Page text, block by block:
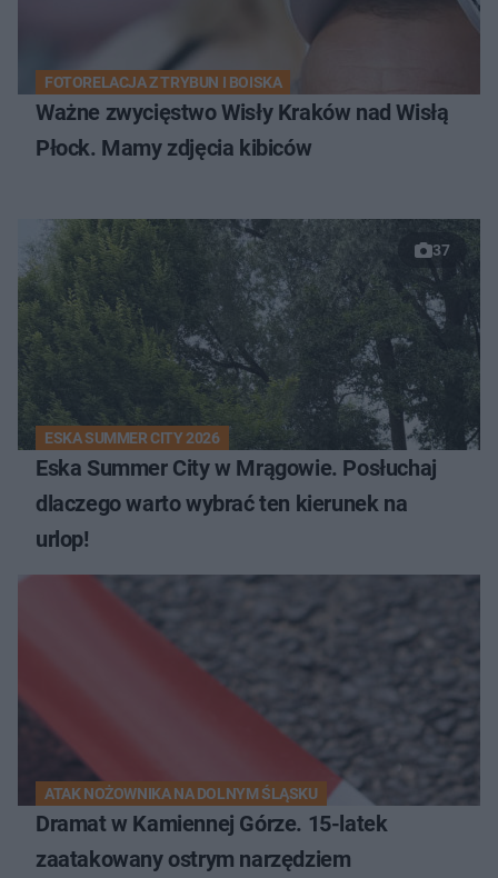
FOTORELACJA Z TRYBUN I BOISKA
Ważne zwycięstwo Wisły Kraków nad Wisłą
Płock. Mamy zdjęcia kibiców
37
ESKA SUMMER CITY 2026
Eska Summer City w Mrągowie. Posłuchaj
dlaczego warto wybrać ten kierunek na
urlop!
ATAK NOŻOWNIKA NA DOLNYM ŚLĄSKU
Dramat w Kamiennej Górze. 15-latek
zaatakowany ostrym narzędziem